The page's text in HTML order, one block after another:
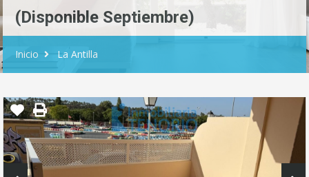
(Disponible Septiembre)
Inicio La Antilla